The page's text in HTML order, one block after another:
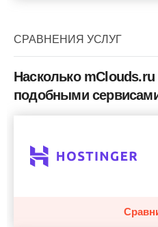
СРАВНЕНИЯ УСЛУГ
Насколько
подобными